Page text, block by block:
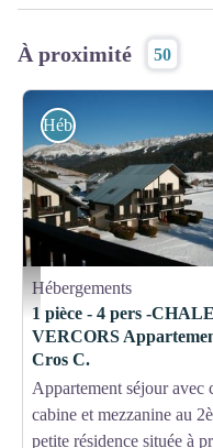
À proximité 50
résidence hiver
Hébergements
Hébergements
1 pièce - 4 pers -
VERCORS
Cros C.
Appartement séjour avec
cabine et mezzanine au
petite résidence située à